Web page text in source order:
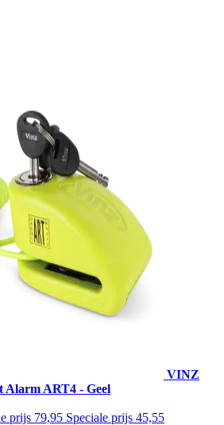
VINZ
Alarm ART4 - Geel
prijs 79,95 Speciale prijs 45,55